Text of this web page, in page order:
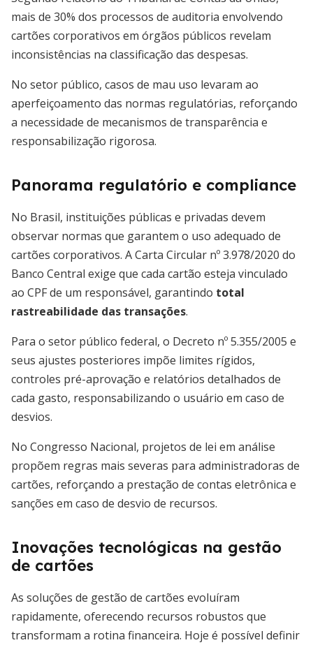
mais de 30% dos processos de auditoria envolvendo
cartões corporativos em órgãos públicos revelam
inconsistências na classificação das despesas.
No setor público, casos de mau uso levaram ao
aperfeiçoamento das normas regulatórias, reforçando
a necessidade de mecanismos de transparência e
responsabilização rigorosa.
Panorama regulatório e compliance
No Brasil, instituições públicas e privadas devem
observar normas que garantem o uso adequado de
cartões corporativos. A Carta Circular nº 3.978/2020 do
Banco Central exige que cada cartão esteja vinculado
ao CPF de um responsável, garantindo total
rastreabilidade das transações.
Para o setor público federal, o Decreto nº 5.355/2005 e
seus ajustes posteriores impõe limites rígidos,
controles pré-aprovação e relatórios detalhados de
cada gasto, responsabilizando o usuário em caso de
desvios.
No Congresso Nacional, projetos de lei em análise
propõem regras mais severas para administradoras de
cartões, reforçando a prestação de contas eletrônica e
sanções em caso de desvio de recursos.
Inovações tecnológicas na gestão
de cartões
As soluções de gestão de cartões evoluíram
rapidamente, oferecendo recursos robustos que
transformam a rotina financeira. Hoje é possível definir